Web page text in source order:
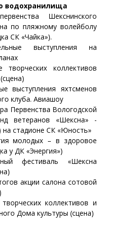
водохранилища
Шекснинского
по пляжному волейболу
СК «Чайка»).
выступления на
коллективов
выступления яхтсменов
клуба. Авиашоу
Первенства Вологодской
ветеранов «Шексна» -
на стадионе СК «Юность»
молодых – в здоровое
у ДК «Энергия»)
фестиваль «Шексна
акции салона сотовой
коллективов и
Дома культуры (сцена)